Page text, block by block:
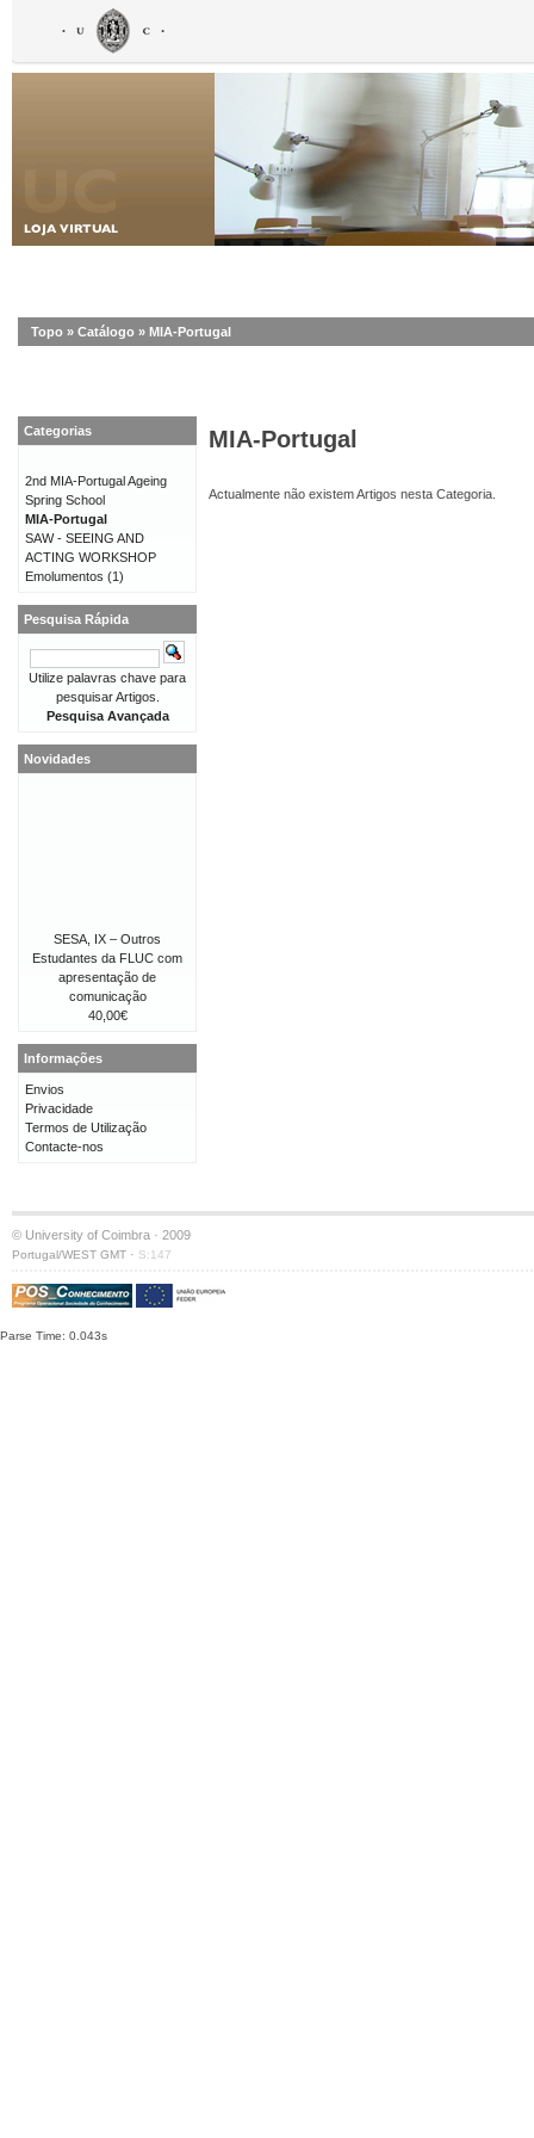
Topo » Catálogo » MIA-Portugal
MIA-Portugal
Actualmente não existem Artigos nesta Categoria.
Categorias
2nd MIA-Portugal Ageing
Spring School
MIA-Portugal
SAW - SEEING AND
ACTING WORKSHOP
Emolumentos (1)
Pesquisa Rápida
Utilize palavras chave para
pesquisar Artigos.
Pesquisa Avançada
Novidades
SESA, IX – Outros
Estudantes da FLUC com
apresentação de
comunicação
40,00€
Informações
Envios
Privacidade
Termos de Utilização
Contacte-nos
© University of Coimbra · 2009
Portugal/WEST GMT · S:147
Parse Time: 0.043s